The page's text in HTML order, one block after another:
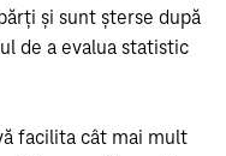
și sunt șterse după
de a evalua statistic
facilita cât mai mult